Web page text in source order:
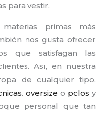
para vestir.
primas más
nos gusta ofrecer
que satisfagan las
Así, en nuestra
de cualquier tipo,
, oversize o polos y
personal que tan